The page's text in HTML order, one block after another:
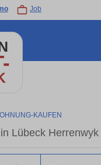
Job
KAUFEN
Lübeck